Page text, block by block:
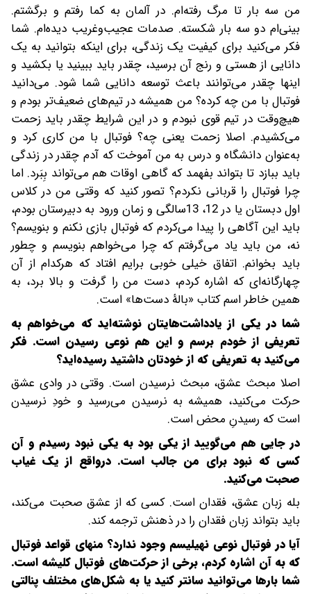
من سه بار تا مرگ رفته‌ام. در آلمان به کما رفتم و برگشتم.
بینی‌ام دو سه بار شکسته. صدمات عجیب‌وغریب دیده‌ام. شما
فکر می‌کنید برای کیفیت یک زندگی، برای اینکه بتوانید به یک
دانایی از هستی و رنج آن برسید، چقدر باید ببینید یا بکشید و
اینها چقدر می‌توانند باعث توسعه دانایی شما شود. می‌دانید
فوتبال با من چه کرده؟ من همیشه در تیم‌های ضعیف‌تر بودم و
هیچ‌وقت در تیم قوی نبودم و در این شرایط چقدر باید زحمت
می‌کشیدم. اصلا زحمت یعنی چه؟ فوتبال با من کاری کرد و
به‌عنوان دانشگاه و درس به من آموخت که آدم چقدر در زندگی
باید ببازد تا بتواند بفهمد که گاهی اوقات هم می‌تواند بِبَرد. اما
چرا فوتبال را قربانی نکردم؟ تصور کنید که وقتی من در کلاس
اول دبستان یا در 12، 13سالگی و زمان ورود به دبیرستان بودم،
باید این آگاهی را پیدا می‌کردم که فوتبال بازی نکنم و بنویسم؟
نه، من باید یاد می‌گرفتم که چرا می‌خواهم بنویسم و چطور
باید بخوانم. اتفاق خیلی خوبی برایم افتاد که هرکدام از آن
چهارگانه‌ای که اشاره کردم، دست من را گرفت و بالا برد، به
همین خاطر اسم کتاب «بالۀ دست‌ها» است.
شما در یکی از یادداشت‌هایتان نوشته‌اید که می‌خواهم به
تعریفی از خودم برسم و این هم نوعی رسیدن است. فکر
می‌کنید به تعریفی که از خودتان داشتید رسیده‌اید؟
اصلا مبحث عشق، مبحث نرسیدن است. وقتی در وادی عشق
حرکت می‌کنید، همیشه به نرسیدن می‌رسید و خودِ نرسیدن
است که رسیدنِ محض است.
در جایی هم می‌گویید از یکی بود به یکی نبود رسیدم و آن
کسی که نبود برای من جالب است. درواقع از یک غیاب
صحبت می‌کنید.
بله زبان عشق، فقدان است. کسی که از عشق صحبت می‌کند،
باید بتواند زبان فقدان را در ذهنش ترجمه کند.
آیا در فوتبال نوعی نهیلیسم وجود ندارد؟ منهای قواعد فوتبال
که به آن اشاره کردم، برخی از حرکت‌های فوتبال کلیشه است.
شما بارها می‌توانید سانتر کنید یا به شکل‌های مختلف پنالتی